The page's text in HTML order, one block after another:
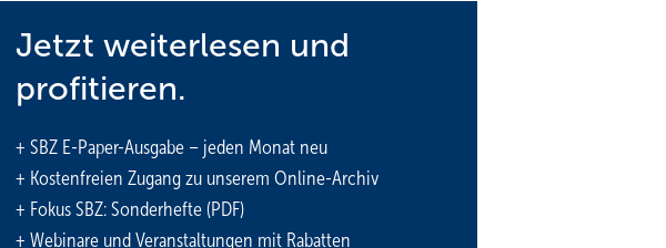
Bauens“ in der Viega-World in Attendorn deutlich, wo über 100 Fachleute aus Forschung,
BIM ermöglicht eine datengestützte, integrale Planung, die Kollisionen frühzeitig
und Vorfertigung schafft. Christoph ­Ulland, SHK-Unternehmer und Geschäftsführer
Jetzt weiterlesen und
profitieren.
+ SBZ E-Paper-Ausgabe – jeden Monat neu
+ Kostenfreien Zugang zu unserem Online-Archiv
+ Fokus SBZ: Sonderhefte (PDF)
+ Webinare und Veranstaltungen mit Rabatten